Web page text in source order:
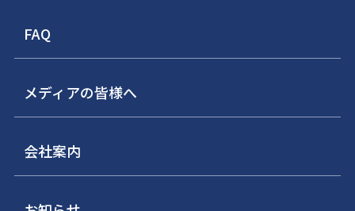
FAQ
メディアの皆様へ
会社案内